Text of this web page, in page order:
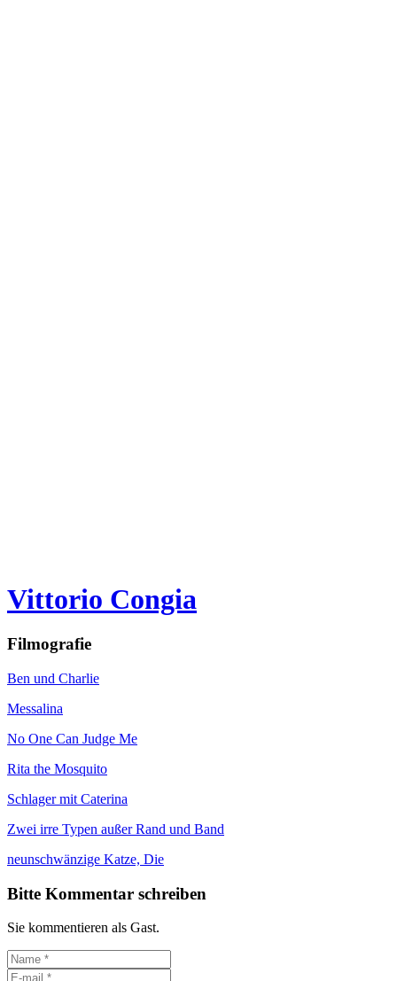
Vittorio Congia
Filmografie
Ben und Charlie
Messalina
No One Can Judge Me
Rita the Mosquito
Schlager mit Caterina
Zwei irre Typen außer Rand und Band
neunschwänzige Katze, Die
Bitte Kommentar schreiben
Sie kommentieren als Gast.